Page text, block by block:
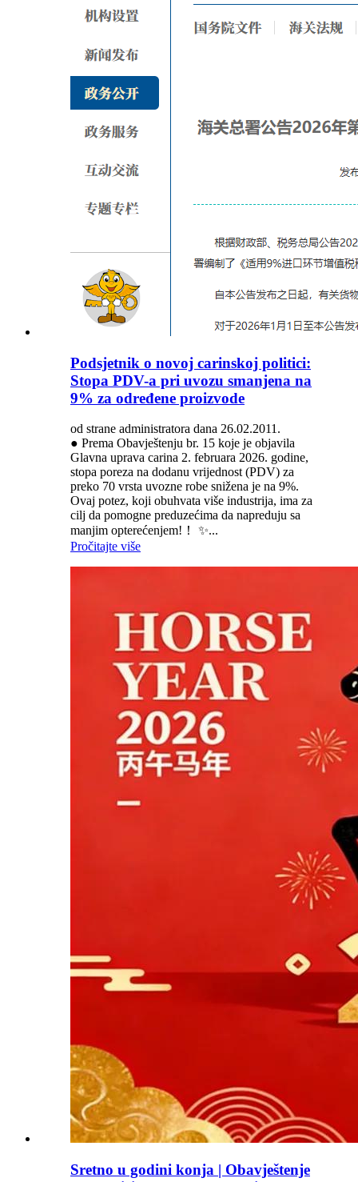
Podsjetnik o novoj carinskoj politici:
Stopa PDV-a pri uvozu smanjena na
9% za određene proizvode
od strane administratora dana 26.02.2011.
● Prema Obavještenju br. 15 koje je objavila
Glavna uprava carina 2. februara 2026. godine,
stopa poreza na dodanu vrijednost (PDV) za
preko 70 vrsta uvozne robe snižena je na 9%.
Ovaj potez, koji obuhvata više industrija, ima za
cilj da pomogne preduzećima da napreduju sa
manjim opterećenjem!！ ✨...
Pročitajte više
Sretno u godini konja | Obavještenje